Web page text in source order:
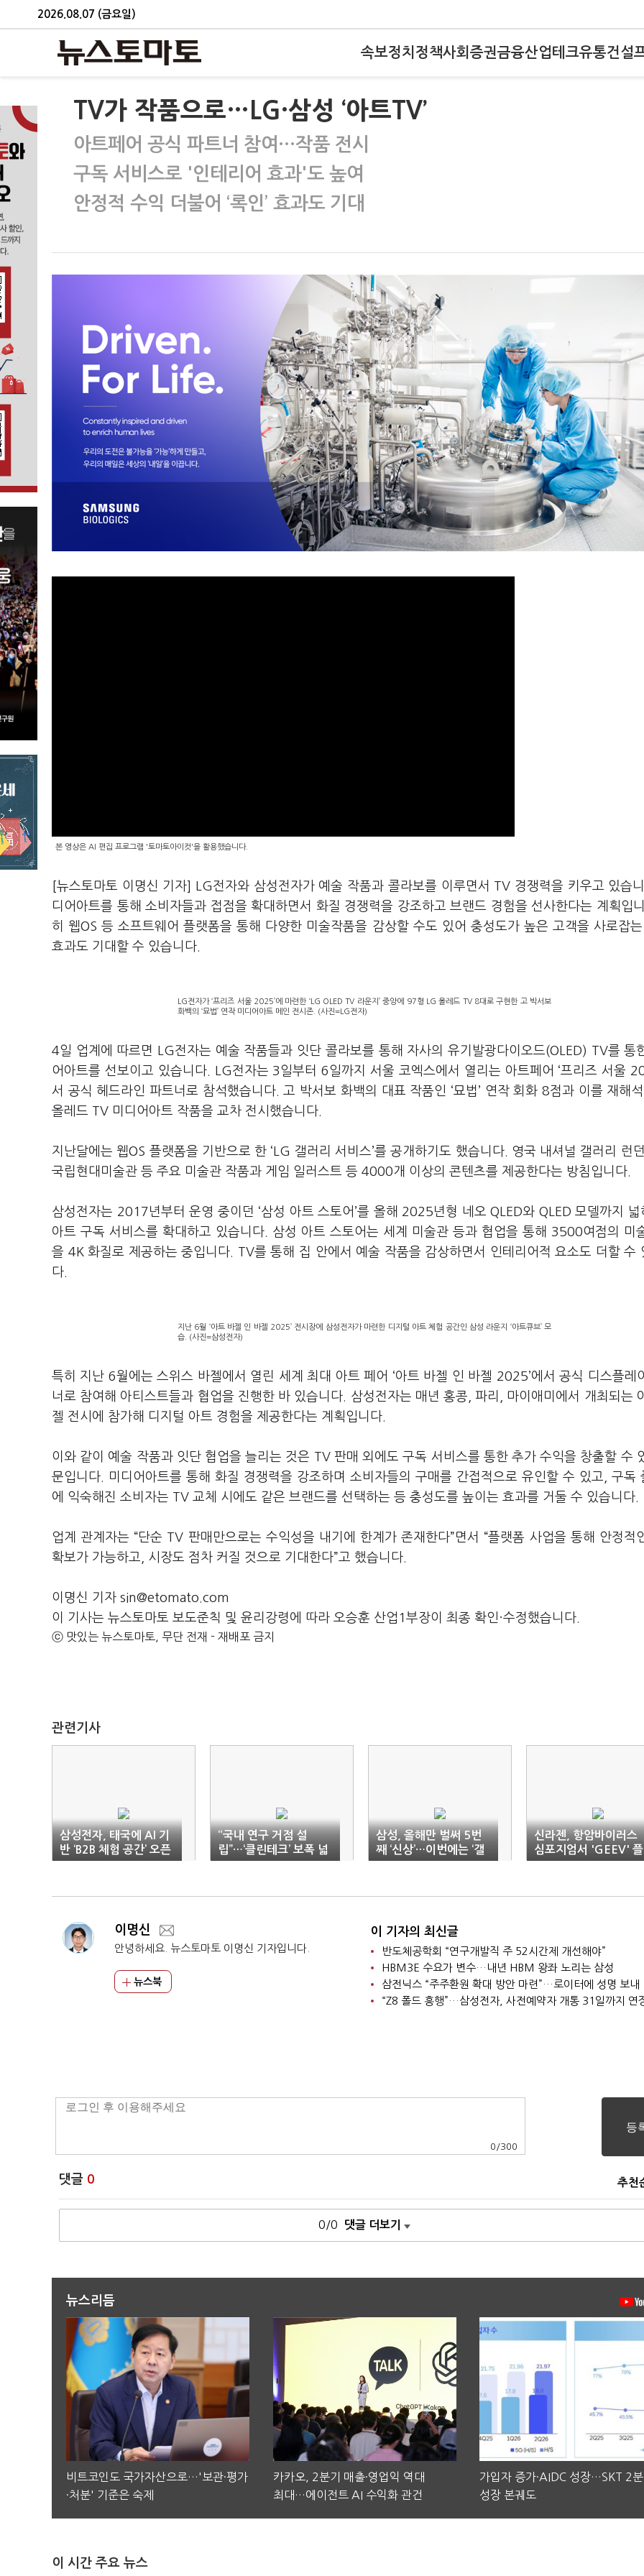
2026.08.07 (금요일)
속보정치 정책사회 증권금융산업테크유통건설
TV가 작품으로…LG·삼성 ‘아트TV’
아트페어 공식 파트너 참여…작품 전시
구독 서비스로 '인테리어 효과'도 높여
안정적 수익 더불어 ‘록인’ 효과도 기대
본 영상은 AI 편집 프로그램 '토마토아이컷'을 활용했습니다.
[뉴스토마토 이명신 기자] LG전자와 삼성전자가 예술 작품과 콜라보를 이루면서 TV 경쟁력을 키우고 있습
디어아트를 통해 소비자들과 접점을 확대하면서 화질 경쟁력을 강조하고 브랜드 경험을 선사한다는 계획입
히 웹OS 등 소프트웨어 플랫폼을 통해 다양한 미술작품을 감상할 수도 있어 충성도가 높은 고객을 사로잡는
효과도 기대할 수 있습니다.
LG전자가 ‘프리즈 서울 2025’에 마련한 ‘LG OLED TV 라운지’ 중앙에 97형 LG 올레드 TV 8대로 구현한 고 박서보
화백의 ‘묘법’ 연작 미디어아트 메인 전시존. (사진=LG전자)
4일 업계에 따르면 LG전자는 예술 작품들과 잇단 콜라보를 통해 자사의 유기발광다이오드(OLED) TV를 통
어아트를 선보이고 있습니다. LG전자는 3일부터 6일까지 서울 코엑스에서 열리는 아트페어 ‘프리즈 서울
서 공식 헤드라인 파트너로 참석했습니다. 고 박서보 화백의 대표 작품인 ‘묘법’ 연작 회화 8점과 이를 재해
올레드 TV 미디어아트 작품을 교차 전시했습니다.
지난달에는 웹OS 플랫폼을 기반으로 한 ‘LG 갤러리 서비스’를 공개하기도 했습니다. 영국 내셔널 갤러리 런
국립현대미술관 등 주요 미술관 작품과 게임 일러스트 등 4000개 이상의 콘텐츠를 제공한다는 방침입니다.
삼성전자는 2017년부터 운영 중이던 ‘삼성 아트 스토어’를 올해 2025년형 네오 QLED와 QLED 모델까지 넓
아트 구독 서비스를 확대하고 있습니다. 삼성 아트 스토어는 세계 미술관 등과 협업을 통해 3500여점의 미
을 4K 화질로 제공하는 중입니다. TV를 통해 집 안에서 예술 작품을 감상하면서 인테리어적 요소도 더할 수
다.
지난 6월 ‘아트 바젤 인 바젤 2025’ 전시장에 삼성전자가 마련한 디지털 아트 체험 공간인 삼성 라운지 ‘아트큐브’ 모
습. (사진=삼성전자)
특히 지난 6월에는 스위스 바젤에서 열린 세계 최대 아트 페어 ‘아트 바젤 인 바젤 2025’에서 공식 디스플레
너로 참여해 아티스트들과 협업을 진행한 바 있습니다. 삼성전자는 매년 홍콩, 파리, 마이애미에서 개최되는
젤 전시에 참가해 디지털 아트 경험을 제공한다는 계획입니다.
이와 같이 예술 작품과 잇단 협업을 늘리는 것은 TV 판매 외에도 구독 서비스를 통한 추가 수익을 창출할 수
문입니다. 미디어아트를 통해 화질 경쟁력을 강조하며 소비자들의 구매를 간접적으로 유인할 수 있고, 구독
에 익숙해진 소비자는 TV 교체 시에도 같은 브랜드를 선택하는 등 충성도를 높이는 효과를 거둘 수 있습니다.
업계 관계자는 “단순 TV 판매만으로는 수익성을 내기에 한계가 존재한다”면서 “플랫폼 사업을 통해 안정적
확보가 가능하고, 시장도 점차 커질 것으로 기대한다”고 했습니다.
이명신 기자 sin@etomato.com
이 기사는 뉴스토마토 보도준칙 및 윤리강령에 따라 오승훈 산업1부장이 최종 확인·수정했습니다.
ⓒ 맛있는 뉴스토마토, 무단 전재 - 재배포 금지
관련기사
삼성전자, 태국에 AI 기
반 ‘B2B 체험 공간’ 오픈
“국내 연구 거점 설
립”…‘클린테크’ 보폭 넓
히는 LG전자
삼성, 올해만 벌써 5번
째 ‘신상’…이번에는 ‘갤
럭시S25 FE’
신라젠, 항암바이러스
심포지엄서 'GEEV' 플
랫폼 성과 발표
이명신
안녕하세요. 뉴스토마토 이명신 기자입니다.
뉴스북
이 기자의 최신글
반도체공학회 “연구개발직 주 52시간제 개선해야”
HBM3E 수요가 변수…내년 HBM 왕좌 노리는 삼성
삼전닉스 “주주환원 확대 방안 마련”…로이터에 성명 보내
“Z8 폴드 흥행”…삼성전자, 사전예약자 개통 31일까지 연
0 /300
댓글 0 추천
0/0 댓글 더보기
뉴스리듬
비트코인도 국가자산으로…'보관·평가
·처분' 기준은 숙제
카카오, 2분기 매출·영업익 역대
최대…에이전트 AI 수익화 관건
가입자 증가·AIDC 성장…SKT 2
성장 본궤도
이 시간 주요 뉴스